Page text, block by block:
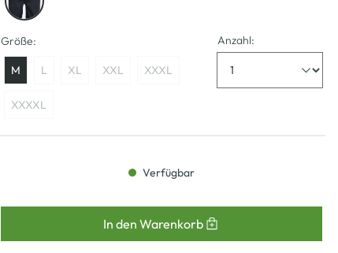
Größe:
M L XL XXL XXXL
XXXXL
Anzahl:
Verfügbar
In den Warenkorb